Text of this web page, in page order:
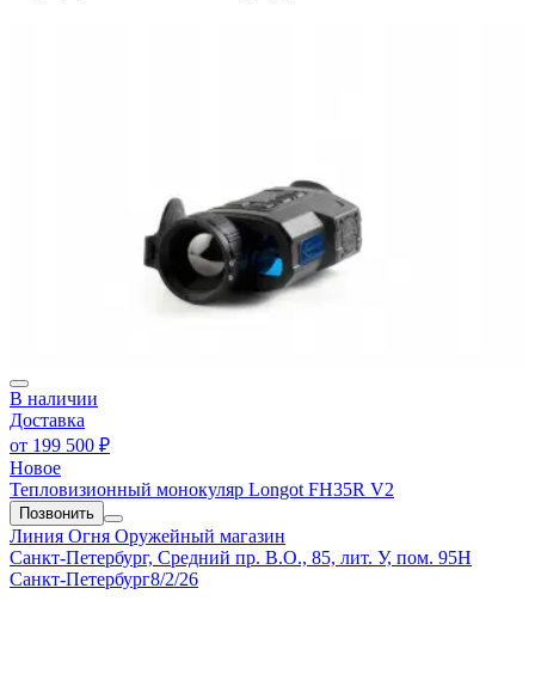
В наличии
Доставка
от 199 500 ₽
Новое
Тепловизионный монокуляр Longot FH35R V2
Позвонить
Линия Огня Оружейный магазин
Санкт-Петербург, Средний пр. В.О., 85, лит. У, пом. 95Н
Санкт-Петербург8/2/26